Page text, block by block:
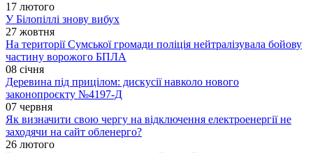
17 лютого
У Білопіллі знову вибух
27 жовтня
На території Сумської громади поліція нейтралізувала бойову
частину ворожого БПЛА
08 січня
Деревина під прицілом: дискусії навколо нового
законопроєкту №4197-Д
07 червня
Як визначити свою чергу на відключення електроенергії не
заходячи на сайт обленерго?
26 лютого